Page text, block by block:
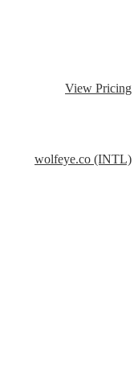
View Pricing
wolfeye.co (INTL)